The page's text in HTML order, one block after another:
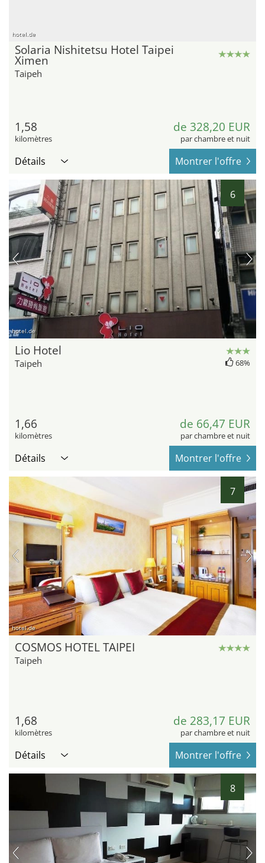
hotel.de
Solaria Nishitetsu Hotel Taipei
Ximen
Taipeh
1,58
kilomètres
de 328,20 EUR
par chambre et nuit
Détails Montrer l'offre
6
hotel.de
Lio Hotel
Taipeh 68%
1,66
kilomètres
de 66,47 EUR
par chambre et nuit
Détails Montrer l'offre
7
hotel.de
COSMOS HOTEL TAIPEI
Taipeh
1,68
kilomètres
de 283,17 EUR
par chambre et nuit
Détails Montrer l'offre
8